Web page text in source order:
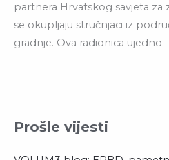
partnera Hrvatskog savjeta za
se okupljaju stručnjaci iz
gradnje. Ova radionica ujedno
Prošle vijesti